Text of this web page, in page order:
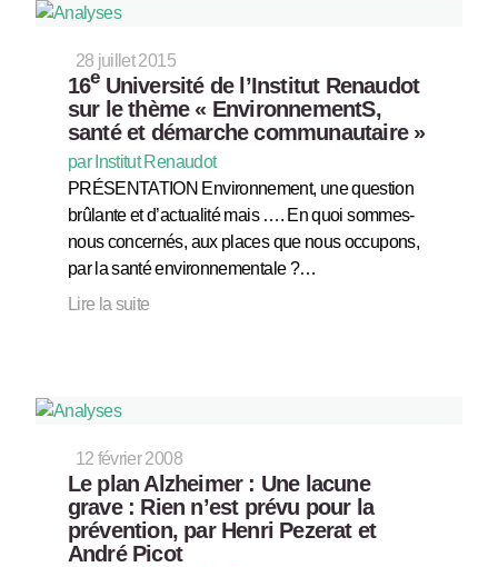
28 juillet 2015
16eUniversité de l’Institut Renaudot
sur le thème « EnvironnementS,
santé et démarche communautaire »
par Institut Renaudot
PRÉSENTATION Environnement, une question
brûlante et d’actualité mais …. En quoi sommes-
nous concernés, aux places que nous occupons,
par la santé environnementale ?…
Lire la suite
12 février 2008
Le plan Alzheimer : Une lacune
grave : Rien n’est prévu pour la
prévention, par Henri Pezerat et
André Picot